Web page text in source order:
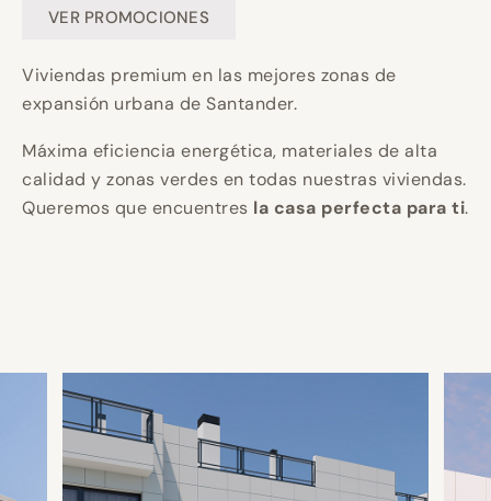
tu hogar en
CANTABRIA.
Invierte en
calidad y
eficiencia
mejor futuro.
perfecto
para ti.
tu hogar en
CANTABRIA.
Invierte en
calidad y
eficiencia
mejor futuro.
perfecto
para ti.
tu hogar en
CANTABRIA.
Invierte en
calidad y
eficiencia
mejor futuro.
perfecto
para ti.
VER PROMOCIONES
Viviendas premium en las mejores zonas de
expansión urbana de Santander.
Máxima eficiencia energética, materiales de alta
calidad y zonas verdes en todas nuestras viviendas.
Queremos que encuentres la casa perfecta para ti.